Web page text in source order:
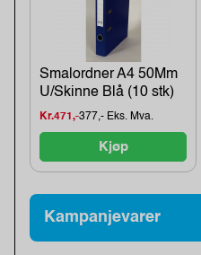
Smalordner A4 50Mm
U/Skinne Blå (10 stk)
Kr.471,-377,- Eks. Mva.
Kjøp
Kampanjevarer